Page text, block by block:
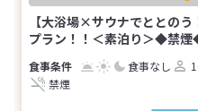
【大浴場×サウナでととの
プラン！！＜素泊り＞◆禁
食事なし
禁煙